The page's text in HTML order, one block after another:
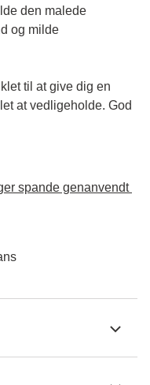
den malede
og milde
til at give dig en
at vedligeholde. God
spande genanvendt